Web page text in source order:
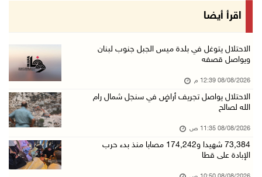
مستعمرون إرهابيون يهاجمون منزلا ويقتحمون مناط ...
قوات الاحتلال تجري تحقيقات ميدانية مع عشرات ا ...
08/آب/2026 10:18 ص
تقرير: خطاب الكراهية والتحريض يتصاعد في أوساط ...
3 إصابات برصاص الاحتلال شمال خان يونس
اقرأ أيضا
الاحتلال يتوغل في بلدة ميس الجبل جنوب لبنان
ويواصل قصفه
08/08/2026 12:39 م
الاحتلال يواصل تجريف أراضٍ في سنجل شمال رام
الله لصالح
08/08/2026 11:35 ص
73,384 شهيدا و174,242 مصابا منذ بدء حرب
الإبادة على قطا